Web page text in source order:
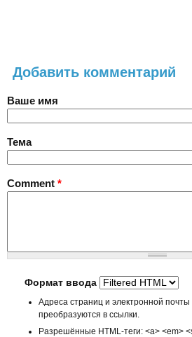
Добавить комментарий
Ваше имя
Тема
Comment *
Формат ввода
Адреса страниц и электронной почты
преобразуются в ссылки.
Разрешённые HTML-теги: <a> <em>